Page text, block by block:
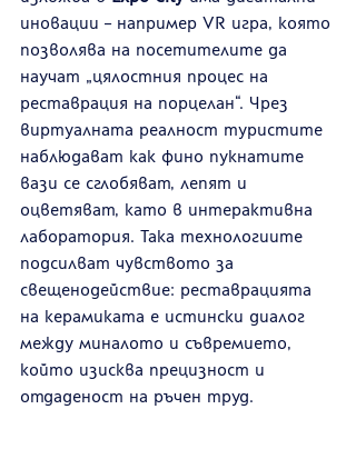
иновации – например VR игра, която
позволява на посетителите да
научат „цялостния процес на
реставрация на порцелан“. Чрез
виртуалната реалност туристите
наблюдават как фино пукнатите
вази се сглобяват, лепят и
оцветяват, като в интерактивна
лаборатория. Така технологиите
подсилват чувството за
свещенодействие: реставрацията
на керамиката е истински диалог
между миналото и съвремието,
който изисква прецизност и
отдаденост на ръчен труд.